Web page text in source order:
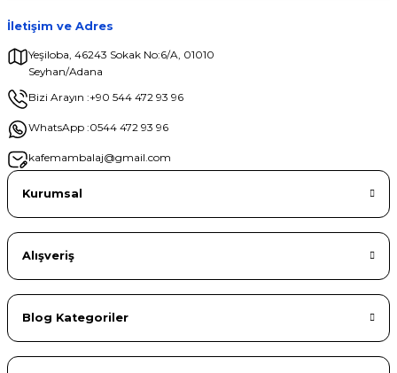
İletişim ve Adres
Yeşiloba, 46243 Sokak No:6/A, 01010
Seyhan/Adana
Bizi Arayın :+90 544 472 93 96
WhatsApp :0544 472 93 96
kafemambalaj@gmail.com
Kurumsal
Alışveriş
Blog Kategoriler